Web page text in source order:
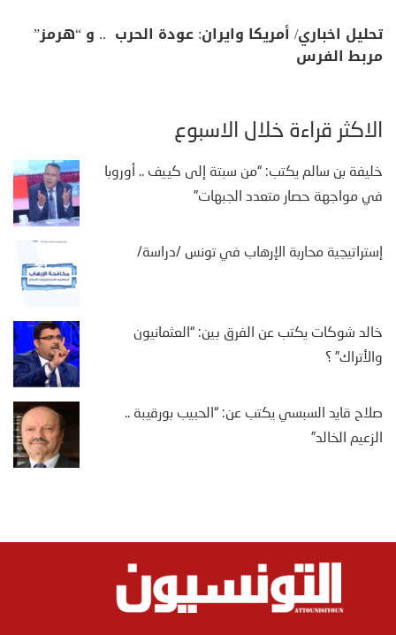
تحليل اخباري/ أمريكا وايران: عودة الحرب .. و “هرمز”
مربط الفرس
الأكثر قراءة خلال الأسبوع
خليفة بن سالم يكتب: “من سبتة إلى كييف .. أوروبا
في مواجهة حصار متعدد الجبهات”
إستراتيجية محاربة الإرهاب في تونس /دراسة/
خالد شوكات يكتب عن الفرق بين: “العثمانيون
والأتراك” ؟
صلاح قايد السبسي يكتب عن: “الحبيب بورقيبة ..
الزعيم الخالد”